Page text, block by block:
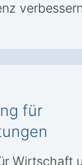
für
Wirtschaft